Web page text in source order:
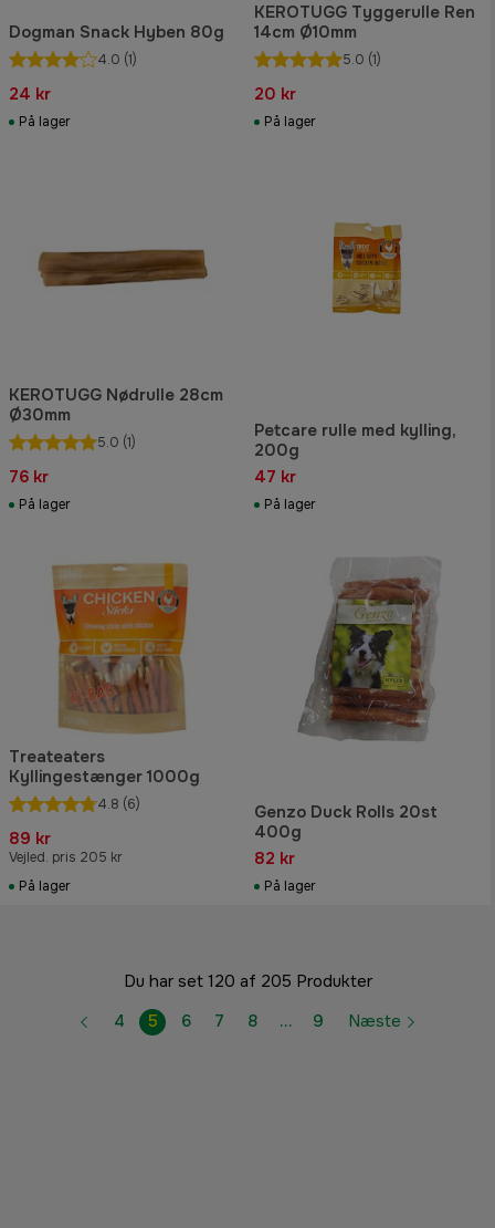
Dogman Snack Hyben 80g
4.0 (1)
24 kr
På lager
KEROTUGG Tyggerulle Ren
14cm Ø10mm
5.0 (1)
20 kr
På lager
KEROTUGG Nødrulle 28cm
Ø30mm
5.0 (1)
76 kr
På lager
Petcare rulle med kylling,
200g
47 kr
På lager
Treateaters
Kyllingestænger 1000g
4.8 (6)
89 kr
Vejled. pris 205 kr
På lager
Genzo Duck Rolls 20st
400g
82 kr
På lager
Du har set 120 af 205 Produkter
4
5 6 7 8 … 9 Næste